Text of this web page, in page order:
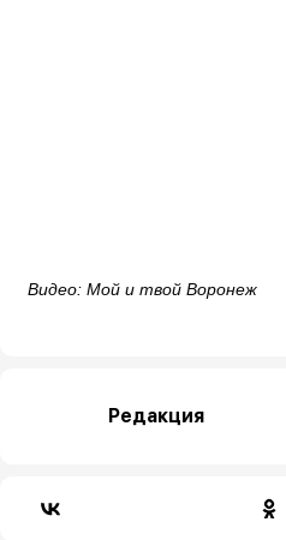
Видео: Мой и твой Воронеж
Редакция